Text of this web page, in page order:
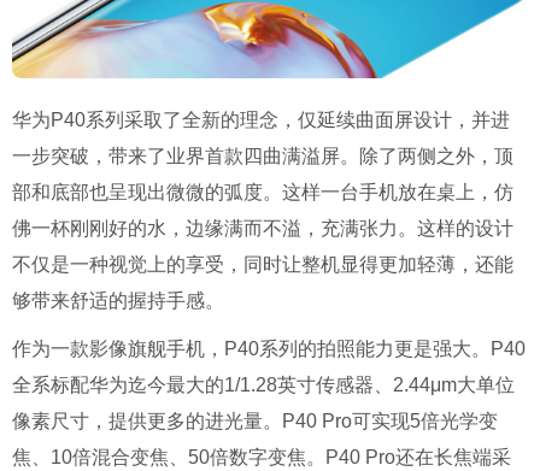
华为P40系列采取了全新的理念，仅延续曲面屏设计，并进
一步突破，带来了业界首款四曲满溢屏。除了两侧之外，顶
部和底部也呈现出微微的弧度。这样一台手机放在桌上，仿
佛一杯刚刚好的水，边缘满而不溢，充满张力。这样的设计
不仅是一种视觉上的享受，同时让整机显得更加轻薄，还能
够带来舒适的握持手感。
作为一款影像旗舰手机，P40系列的拍照能力更是强大。P40
全系标配华为迄今最大的1/1.28英寸传感器、2.44μm大单位
像素尺寸，提供更多的进光量。P40 Pro可实现5倍光学变
焦、10倍混合变焦、50倍数字变焦。P40 Pro还在长焦端采